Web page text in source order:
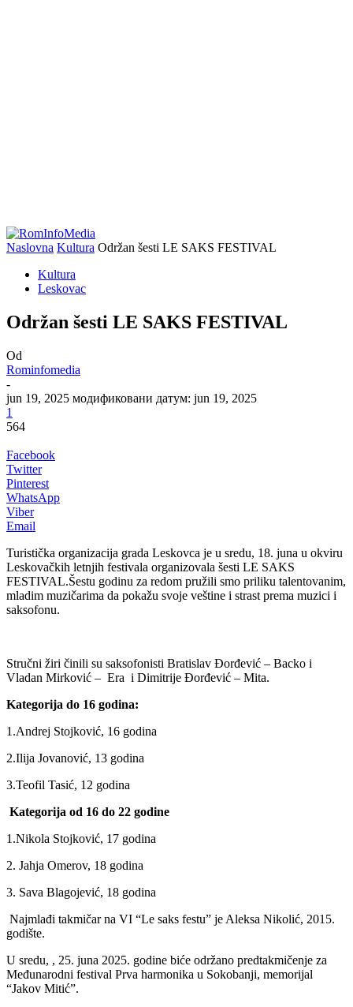
Naslovna Kultura Održan šesti LE SAKS FESTIVAL
Kultura
Leskovac
Održan šesti LE SAKS FESTIVAL
Od
Rominfomedia
-
jun 19, 2025 модификовани датум: jun 19, 2025
1
564
Facebook
Twitter
Pinterest
WhatsApp
Viber
Email
Turistička organizacija grada Leskovca je u sredu, 18. juna u okviru
Leskovačkih letnjih festivala organizovala šesti LE SAKS
FESTIVAL.Šestu godinu za redom pružili smo priliku talentovanim,
mladim muzičarima da pokažu svoje veštine i strast prema muzici i
saksofonu.
Stručni žiri činili su saksofonisti Bratislav Đorđević – Backo i
Vladan Mirković – Era i Dimitrije Đorđević – Mita.
Kategorija do 16 godina:
1.Andrej Stojković, 16 godina
2.Ilija Jovanović, 13 godina
3.Teofil Tasić, 12 godina
Kategorija od 16 do 22 godine
1.Nikola Stojković, 17 godina
2. Jahja Omerov, 18 godina
3. Sava Blagojević, 18 godina
Najmlađi takmičar na VI “Le saks festu” je Aleksa Nikolić, 2015.
godište.
U sredu, , 25. juna 2025. godine biće održano predtakmičenje za
Međunarodni festival Prva harmonika u Sokobanji, memorijal
“Jakov Mitić”.